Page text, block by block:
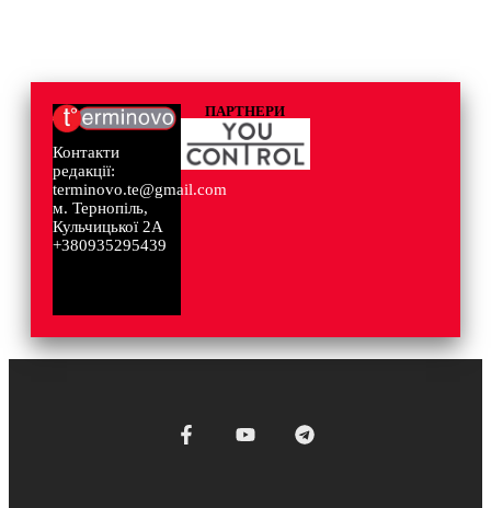
Контакти
редакції:
terminovo.te@gmail.com
м. Тернопіль,
Кульчицької 2А
+380935295439
ПАРТНЕРИ